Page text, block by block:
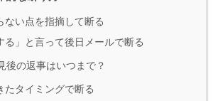
ない点を指摘して断る
る」と言って後日メールで断る
後の返事はいつまで？
たタイミングで断る